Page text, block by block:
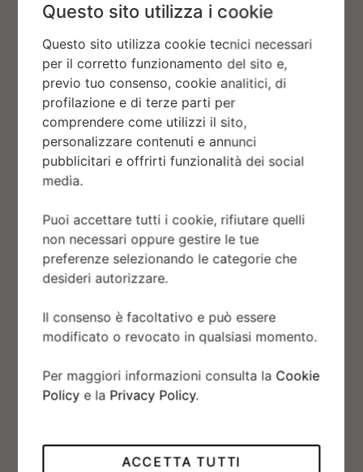
al FIA World Endurance Championship (WEC),
il principale campionato internazionale di auto
sportive.
La meccanica del
progresso
Fare meglio con meno. La ricerca di
un’efficienza energetica che consenta al
contempo prestazioni ancora più elevate: è
questa la duplice sfida, sportiva e ambientale,
che scuderie e costruttori si trovano ad
affrontare. Rolex, che da sempre mette il
progresso, sostiene gli sport automobilistici in
questa profonda trasformazione.
Daytona i vincitori di ciascuno di questi tre
Questo sito utilizza i cookie
Questo sito utilizza cookie tecnici necessari
per il corretto funzionamento del sito e,
previo tuo consenso, cookie analitici, di
profilazione e di terze parti per
comprendere come utilizzi il sito,
personalizzare contenuti e annunci
pubblicitari e offrirti funzionalità dei social
media.
Puoi accettare tutti i cookie, rifiutare quelli
non necessari oppure gestire le tue
preferenze selezionando le categorie che
desideri autorizzare.
Il consenso è facoltativo e può essere
modificato o revocato in qualsiasi momento.
Per maggiori informazioni consulta la Cookie
Policy e la Privacy Policy.
ACCETTA TUTTI